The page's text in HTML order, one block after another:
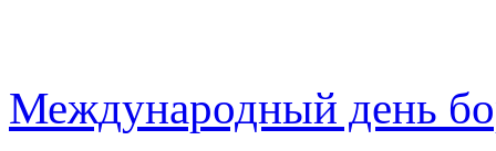
Международный день